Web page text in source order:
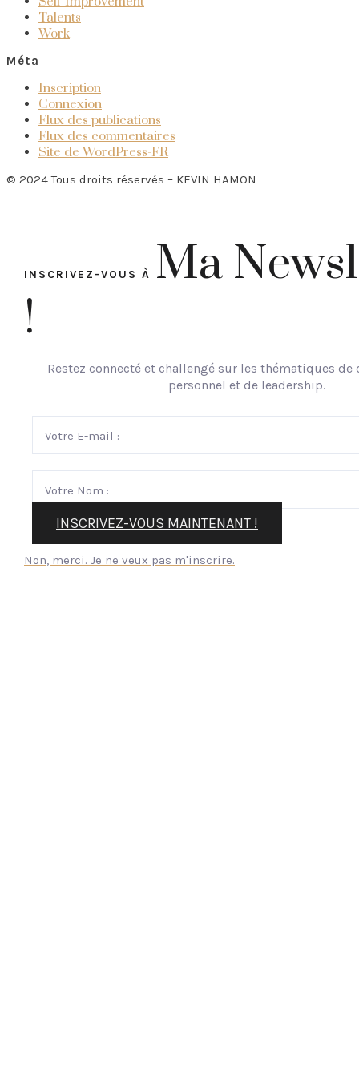
Talents
Work
Méta
Inscription
Connexion
Flux des publications
Flux des commentaires
Site de WordPress-FR
© 2024 Tous droits réservés – KEVIN HAMON
INSCRIVEZ-VOUS À Ma
!
Restez connecté et challengé sur les thématiques de
personnel et de leadership.
INSCRIVEZ-VOUS MAINTENANT !
Non, merci. Je ne veux pas m'inscrire.